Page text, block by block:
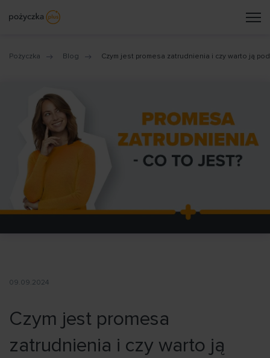
Pożyczka Blog Czym jest promesa zatrudnienia i czy warto ją
09.09.2024
Czym jest promesa
zatrudnienia i czy warto ją